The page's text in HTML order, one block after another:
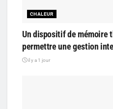
CHALEUR
Un dispositif de mémoire
permettre une gestion
il y a 1 jour